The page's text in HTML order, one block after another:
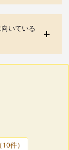
いている
件）